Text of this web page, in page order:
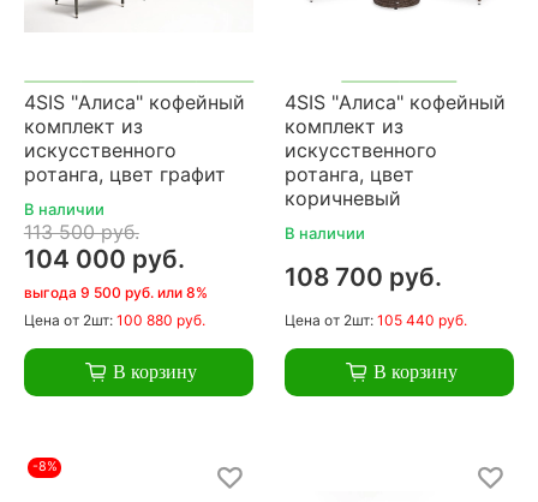
4SIS "Алиса" кофейный
комплект из
искусственного
ротанга, цвет графит
В наличии
113 500 руб.
104 000 руб.
выгода 9 500 руб. или 8%
Цена от 2шт: 100 880 руб.
В корзину
4SIS "Алиса" кофейный
комплект из
искусственного
ротанга, цвет
коричневый
В наличии
108 700 руб.
Цена от 2шт: 105 440 руб.
В корзину
-8%